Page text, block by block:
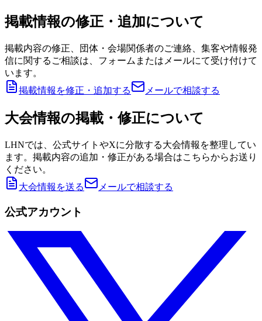
掲載情報の修正・追加について
掲載内容の修正、団体・会場関係者のご連絡、集客や情報発
信に関するご相談は、フォームまたはメールにて受け付けて
います。
掲載情報を修正・追加する
メールで相談する
大会情報の掲載・修正について
LHNでは、公式サイトやXに分散する大会情報を整理してい
ます。掲載内容の追加・修正がある場合はこちらからお送り
ください。
大会情報を送る
メールで相談する
公式アカウント